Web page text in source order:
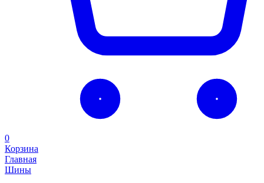
0
Корзина
Главная
Шины